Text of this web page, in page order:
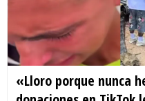
«Lloro porque nunca